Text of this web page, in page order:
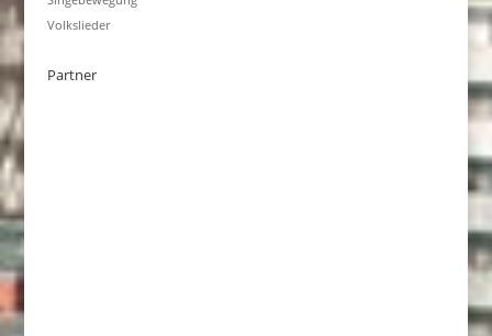
Volkslieder
Partner